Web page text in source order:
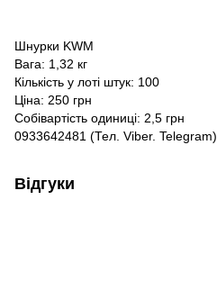
Шнурки KWM
Вага: 1,32 кг
Кількість у лоті штук: 100
Ціна: 250 грн
Собівартість одиниці: 2,5 грн
0933642481 (Тел. Viber. Telegram)
Відгуки